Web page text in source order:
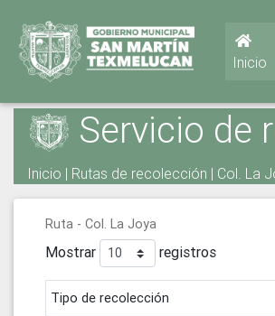
Inicio
Servicio de
Inicio | Rutas de recolección | Col. La
Ruta - Col. La Joya
Mostrar registros
Tipo de recolección